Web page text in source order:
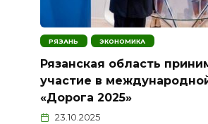
РЯЗАНЬ ЭКОНОМИКА
Рязанская область
участие в
«Дорога 2025»
23.10.2025